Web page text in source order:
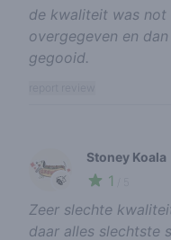
de kwaliteit was not
overgegeven en
gegooid.
🍃
Stoney Koala
1
Zeer slechte
daar alles slechtste